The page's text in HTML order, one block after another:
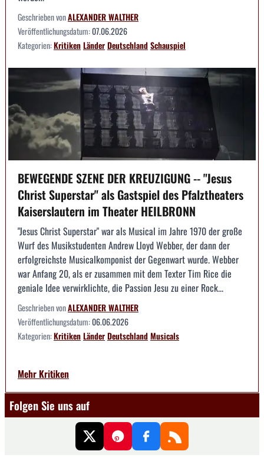
Geschrieben vonALEXANDER WALTHER
Veröffentlichungsdatum:07.06.2026
Kategorien:KritikenLänderDeutschlandSchauspiel
BEWEGENDE SZENE DER KREUZIGUNG -- "Jesus
Christ Superstar" als Gastspiel des Pfalztheaters
Kaiserslautern im Theater HEILBRONN
"Jesus Christ Superstar" war als Musical im Jahre 1970 der große
Wurf des Musikstudenten Andrew Lloyd Webber, der dann der
erfolgreichste Musicalkomponist der Gegenwart wurde. Webber
war Anfang 20, als er zusammen mit dem Texter Tim Rice die
geniale Idee verwirklichte, die Passion Jesu zu einer Rock...
Geschrieben vonALEXANDER WALTHER
Veröffentlichungsdatum:06.06.2026
Kategorien:KritikenLänderDeutschlandMusicals
Mehr Kritiken
Folgen Sie uns auf